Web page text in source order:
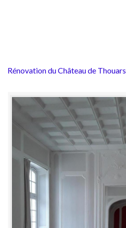
Rénovation du Château de Thouars